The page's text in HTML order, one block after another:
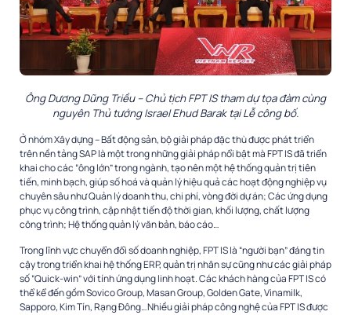
Ông Dương Dũng Triều – Chủ tịch FPT IS tham dự tọa đàm cùng
nguyên Thủ tướng Israel Ehud Barak tại Lễ công bố.
Ở nhóm Xây dựng – Bất động sản, bộ giải pháp đặc thù được phát triển
trên nền tảng SAP là một trong những giải pháp nổi bật mà FPT IS đã triển
khai cho các “ông lớn” trong ngành, tạo nên một hệ thống quản trị tiên
tiến, minh bạch, giúp số hoá và quản lý hiệu quả các hoạt động nghiệp vụ
chuyên sâu như Quản lý doanh thu, chi phí, vòng đời dự án; Các ứng dụng
phục vụ công trình, cập nhật tiến độ thời gian, khối lượng, chất lượng
công trình; Hệ thống quản lý văn bản, báo cáo…
Trong lĩnh vực chuyển đổi số doanh nghiệp, FPT IS là “người bạn” đáng tin
cậy trong triển khai hệ thống ERP, quản trị nhân sự cũng như các giải pháp
số “Quick-win” với tính ứng dụng linh hoạt. Các khách hàng của FPT IS có
thể kể đến gồm Sovico Group, Masan Group, Golden Gate, Vinamilk,
Sapporo, Kim Tín, Rạng Đông…Nhiều giải pháp công nghệ của FPT IS được